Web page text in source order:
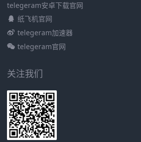
telegeram安卓下载官网
纸飞机官网
telegeram加速器
telegeram官网
关注我们